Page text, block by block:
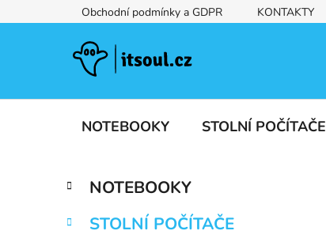
na
Obchodní podmínky a GDPR KONTAKTY
NOTEBOOKY STOLNÍ POČÍTAČE
P
s
Přeskočit
kategorie
K
a
e
NOTEBOOKY
STOLNÍ POČÍTAČE